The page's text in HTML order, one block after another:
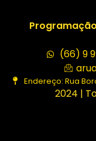
Programação
(66) 9
Endereço: Rua
2024 |